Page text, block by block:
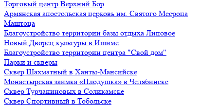
Торговый центр Верхний Бор
Армянская апостольская церковь им. Святого Месропа
Маштоца
Благоустройство территории базы отдыха Липовое
Нoвый Двoрeц культуры в Ишимe
Благоустройство территории центра "Свой дом"
Парки и скверы
Сквер Шахматный в Ханты-Мансийске
Монастырская заимка «Плодушка» в Челябинске
Сквер Турчаниновых в Соликамске
Сквер Спортивный в Тобольске